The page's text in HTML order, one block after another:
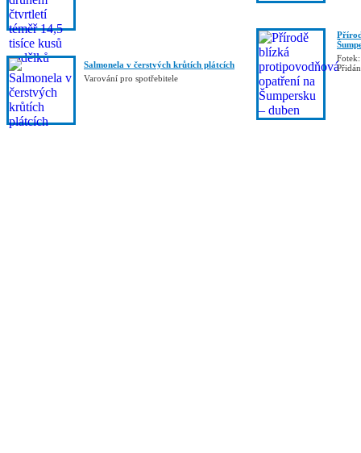
Salmonela v čerstvých krůtích plátcích
Varování pro spotřebitele